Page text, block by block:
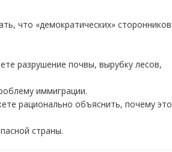
что «демократических» сторонников
разрушение почвы, вырубку лесов,
иммиграции.
рационально объяснить, почему это
страны.